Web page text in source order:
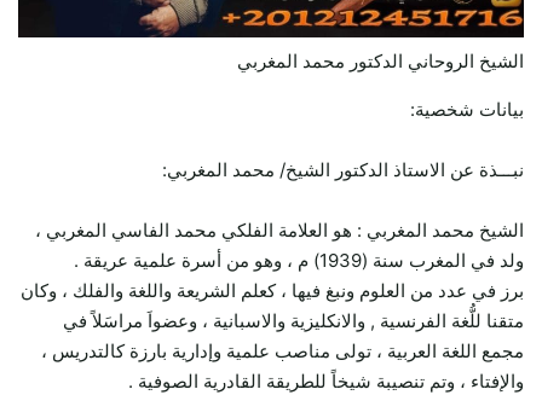
الشيخ الروحاني الدكتور محمد المغربي
بيانات شخصية:
نبـــذة عن الاستاذ الدكتور الشيخ/ محمد المغربي:
الشيخ محمد المغربي : هو العلامة الفلكي محمد الفاسي المغربي ،
ولد في المغرب سنة (1939) م ، وهو من أسرة علمية عريقة .
برز في عدد من العلوم ونبغ فيها ، كعلم الشريعة واللغة والفلك ، وكان
متقنا للُّغة الفرنسية , والانكليزية والاسبانية ، وعضواَ مراسَلاً في
مجمع اللغة العربية ، تولى مناصب علمية وإدارية بارزة كالتدريس ،
والإفتاء ، وتم تنصيبة شيخاً للطريقة القادرية الصوفية .